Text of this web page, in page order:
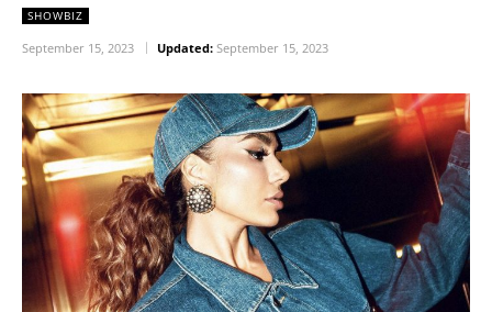
SHOWBIZ
September 15, 2023 Updated: September 15, 2023